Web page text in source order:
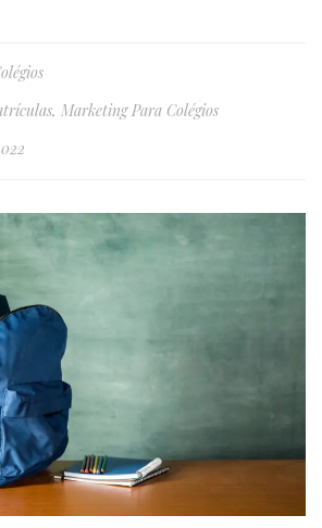
, Marketing Para Colégios